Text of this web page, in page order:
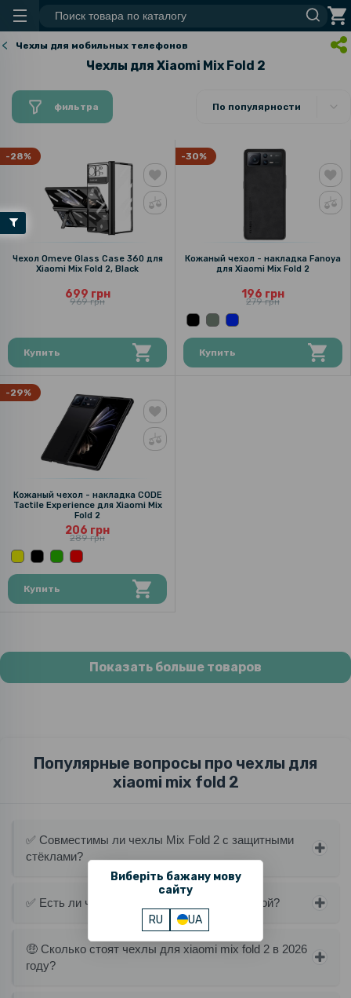
Виберіть бажану мову
сайту
RU UA
Чехлы для мобильных телефонов
Чехлы для Xiaomi Mix Fold 2
фильтра По популярности
-28%
Чехол Omeve Glass Case 360 для
Xiaomi Mix Fold 2, Black
699 грн
969 грн
Купить
-30%
Кожаный чехол - накладка Fanoya
для Xiaomi Mix Fold 2
196 грн
279 грн
Купить
-29%
Кожаный чехол - накладка CODE
Tactile Experience для Xiaomi Mix
Fold 2
206 грн
289 грн
Купить
Показать больше товаров
Популярные вопросы про чехлы для
xiaomi mix fold 2
✅ Совместимы ли чехлы Mix Fold 2 с защитными
стёклами?
✅ Есть ли чехлы для Mix Fold 2 с подставкой?
🤑 Сколько стоят чехлы для xiaomi mix fold 2 в 2026
году?